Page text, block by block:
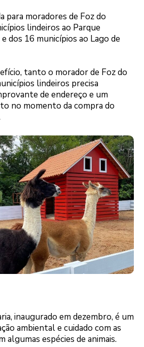
para moradores de Foz do
lindeiros ao Parque
dos 16 municípios ao Lago de
tanto o morador de Foz do
lindeiros precisa
de endereço e um
no momento da compra do
inaugurado em dezembro, é um
ambiental e cuidado com as
algumas espécies de animais.